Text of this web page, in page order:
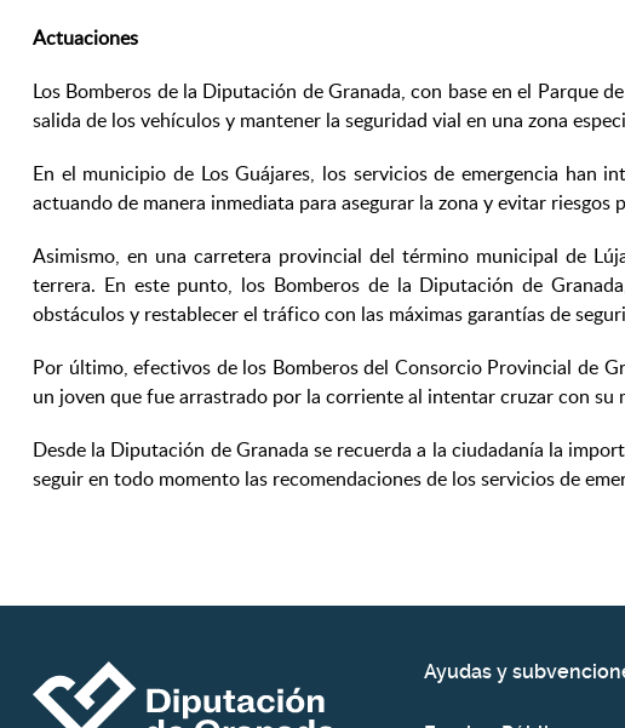
Actuaciones
Los Bomberos de la Diputación de Granada, con base en el Parque
salida de los vehículos y mantener la seguridad vial en una zona
En el municipio de Los Guájares, los servicios de emergencia han
actuando de manera inmediata para asegurar la zona y evitar riesgos
Asimismo, en una carretera provincial del término municipal de
terrera. En este punto, los Bomberos de la Diputación de
obstáculos y restablecer el tráfico con las máximas garantías de
Por último, efectivos de los Bomberos del Consorcio Provincial de
un joven que fue arrastrado por la corriente al intentar cruzar con
Desde la Diputación de Granada se recuerda a la ciudadanía la
seguir en todo momento las recomendaciones de los servicios de
Ayudas y